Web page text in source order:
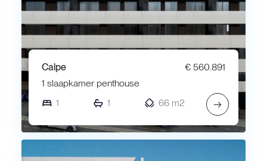
Calpe
€ 560.891
1 slaapkamer penthouse
1
1 66 m2 →